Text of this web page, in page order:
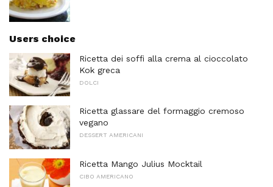
Users choice
Ricetta dei soffi alla crema al cioccolato
Kok greca
DOLCI
Ricetta glassare del formaggio cremoso
vegano
DESSERT AMERICANI
Ricetta Mango Julius Mocktail
CIBO AMERICANO